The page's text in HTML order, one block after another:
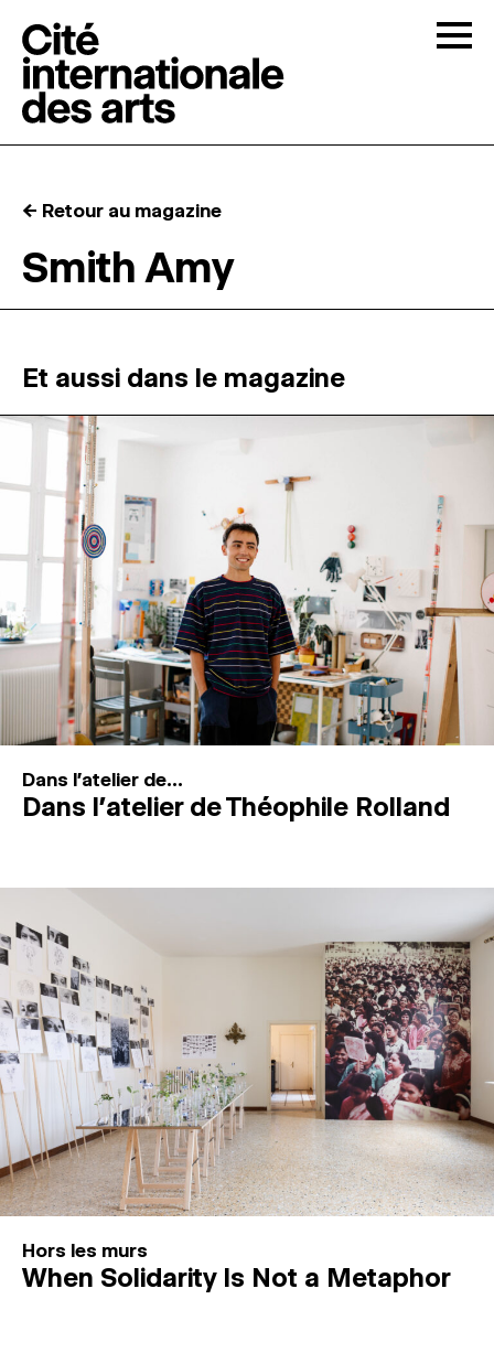
RÉSIDENCES ↓
ATELIERS OUVERTS
PROGRAMMATION
MAGAZINE
ESPACES DE PRATIQUE ARTISTIQUE ↓
Recherche
Connexion
← Retour au magazine
Smith Amy
Et aussi dans le magazine
Dans l'atelier de...
Dans l’atelier de Théophile Rolland
Hors les murs
When Solidarity Is Not a Metaphor